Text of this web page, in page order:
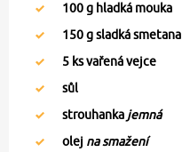
100g hladká mouka
150g sladká smetana
5 ks vařená vejce
sůl
strouhanka jemná
olej na smažení